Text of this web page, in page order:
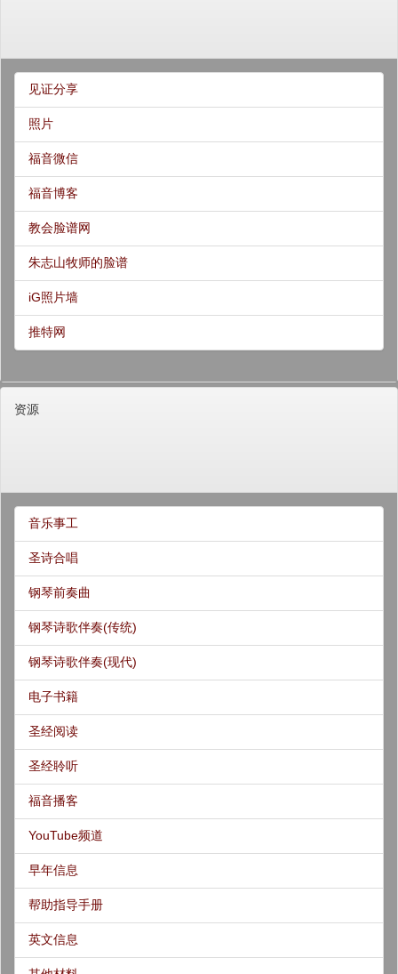
见证分享
照片
福音微信
福音博客
教会脸谱网
朱志山牧师的脸谱
iG照片墙
推特网
资源
音乐事工
圣诗合唱
钢琴前奏曲
钢琴诗歌伴奏(传统)
钢琴诗歌伴奏(现代)
电子书籍
圣经阅读
圣经聆听
福音播客
YouTube频道
早年信息
帮助指导手册
英文信息